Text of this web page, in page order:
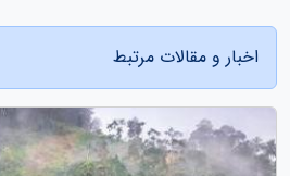
اخبار و مقالات مرتبط